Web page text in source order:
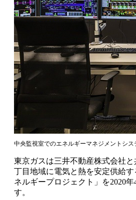
中央監視室でのエネルギーマネジメントシス
東京ガスは三井不動産株式会社
丁目地域に電気と熱を安定供給
ネルギープロジェクト」を2020
す。